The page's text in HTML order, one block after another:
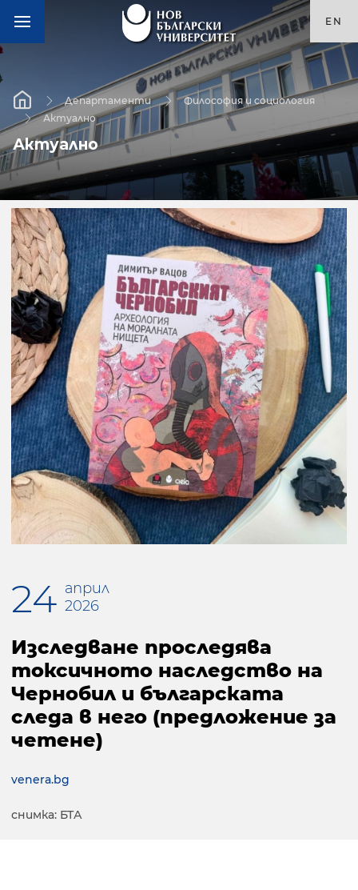
EN
Департаменти
Философия и социология
Актуално
Актуално
24 април
2026
Изследване проследява
токсичното наследство на
Чернобил и българската
следа в него (предложение за
четене)
venera.bg
снимка: БТА